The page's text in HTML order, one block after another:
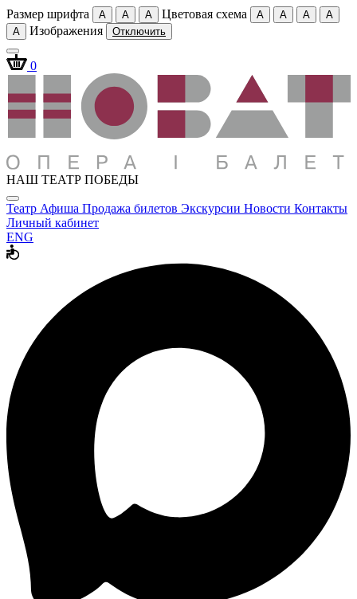
Размер шрифта A A A Цветовая схема A A A
A
A
Изображения Отключить
0
НАШ ТЕАТР ПОБЕДЫ
Театр Афиша Продажа билетов Экскурсии Новости Контакты
Личный кабинет
ENG